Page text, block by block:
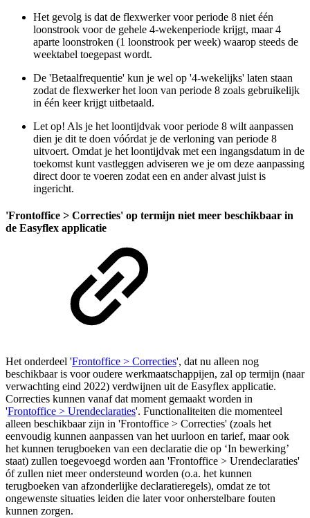
Het gevolg is dat de flexwerker voor periode 8 niet één
loonstrook voor de gehele 4-wekenperiode krijgt, maar 4
aparte loonstroken (1 loonstrook per week) waarop steeds de
weektabel toegepast wordt.
De 'Betaalfrequentie' kun je wel op '4-wekelijks' laten staan
zodat de flexwerker het loon van periode 8 zoals gebruikelijk
in één keer krijgt uitbetaald.
Let op! Als je het loontijdvak voor periode 8 wilt aanpassen
dien je dit te doen vóórdat je de verloning van periode 8
uitvoert. Omdat je het loontijdvak met een ingangsdatum in de
toekomst kunt vastleggen adviseren we je om deze aanpassing
direct door te voeren zodat een en ander alvast juist is
ingericht.
'Frontoffice > Correcties' op termijn niet meer beschikbaar in
de Easyflex applicatie
Het onderdeel 'Frontoffice > Correcties', dat nu alleen nog
beschikbaar is voor oudere werkmaatschappijen, zal op termijn (naar
verwachting eind 2022) verdwijnen uit de Easyflex applicatie.
Correcties kunnen vanaf dat moment gemaakt worden in
'Frontoffice > Urendeclaraties'. Functionaliteiten die momenteel
alleen beschikbaar zijn in 'Frontoffice > Correcties' (zoals het
eenvoudig kunnen aanpassen van het uurloon en tarief, maar ook
het kunnen terugboeken van een declaratie die op ‘In bewerking’
staat) zullen toegevoegd worden aan 'Frontoffice > Urendeclaraties'
óf zullen niet meer ondersteund worden (o.a. het kunnen
terugboeken van afzonderlijke declaratieregels), omdat ze tot
ongewenste situaties leiden die later voor onherstelbare fouten
kunnen zorgen.